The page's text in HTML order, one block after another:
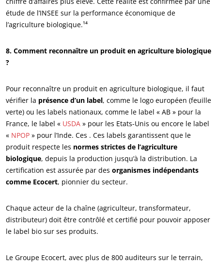
Cosmétique
Textile
Produits de la maison
étude de l’INSEE sur la performance économique de
l’agriculture biologique.¹⁴
8. Comment reconnaître un produit en agriculture biologique
?
Pour reconnaître un produit en agriculture biologique, il faut
vérifier la présence d’un label, comme le logo européen (feuille
verte) ou les labels nationaux, comme le label « AB » pour la
France, le label « USDA » pour les Etats-Unis ou encore le label
« NPOP » pour l’Inde. Ces . Ces labels garantissent que le
produit respecte les normes strictes de l’agriculture
biologique, depuis la production jusqu’à la distribution. La
certification est assurée par des organismes indépendants
comme Ecocert, pionnier du secteur.
Chaque acteur de la chaîne (agriculteur, transformateur,
distributeur) doit être contrôlé et certifié pour pouvoir apposer
le label bio sur ses produits.
Le Groupe Ecocert, avec plus de 800 auditeurs sur le terrain,